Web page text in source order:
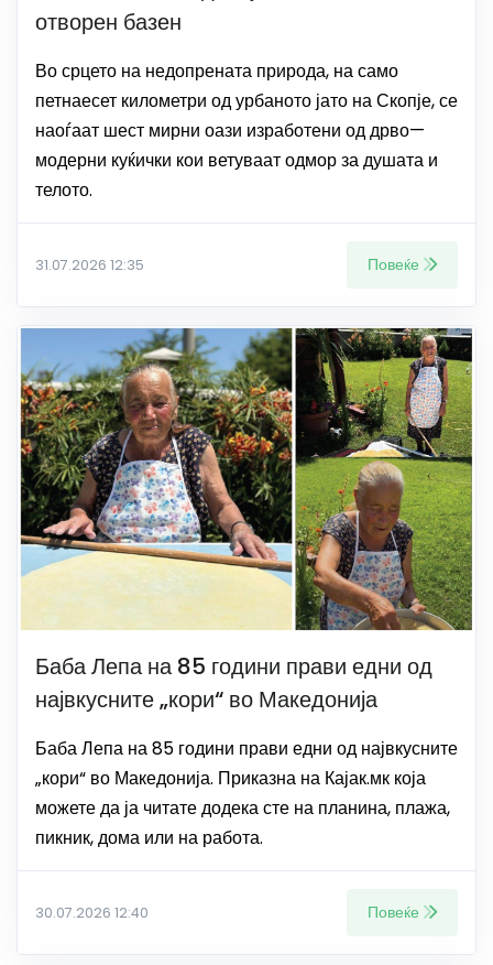
отворен базен
Во срцето на недопрената природа, на само
петнаесет километри од урбаното јато на Скопје, се
наоѓаат шест мирни оази изработени од дрво—
модерни куќички кои ветуваат одмор за душата и
телото.
31.07.2026 12:35 Повеќе
Баба Лепа на 85 години прави едни од
највкусните „кори“ во Македонија
Баба Лепа на 85 години прави едни од највкусните
„кори“ во Македонија. Приказна на Кајак.мк која
можете да ја читате додека сте на планина, плажа,
пикник, дома или на работа.
30.07.2026 12:40 Повеќе